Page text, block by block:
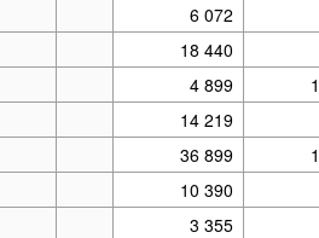
6 072
18 440
4 899
14 219
36 899
10 390
3 355